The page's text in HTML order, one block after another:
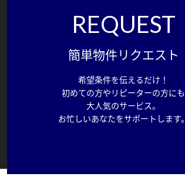
REQUEST
簡単物件リクエスト
希望条件を伝えるだけ！
初めての方やリピーターの方にも
大人気のサービス。
お忙しいあなたをサポートします。